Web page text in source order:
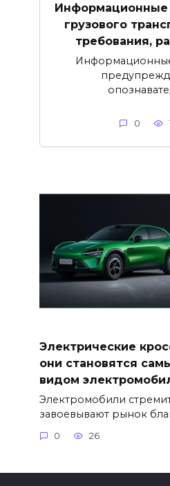
грузового
требования,
0
Электрические
они становятся
видом
Электромобили
завоевывают рынок
0 26